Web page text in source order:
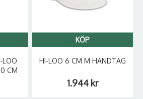
LOO
CM
KÖP
HI-LOO 6 CM M HANDTAG
1.944 kr